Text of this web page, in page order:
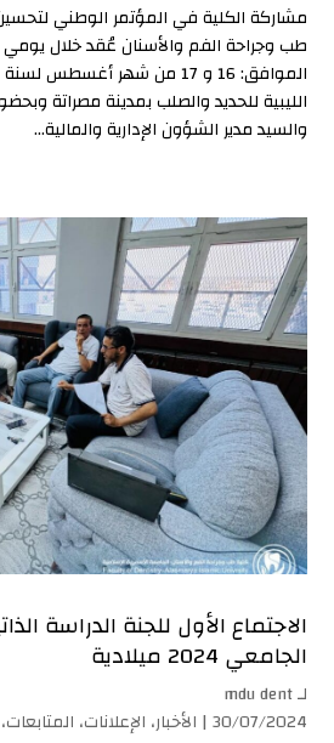
مشاركة الكلية في المؤتمر الوطني
طب وجراحة الفم والأسنان عُقد خلال
الليبية للحديد والصلب بمدينة مصراتة
والسيد مدير الشؤون الإدارية والمالية...
الاجتماع الأول للجنة الدراسة
الجامعي 2024 ميلادية
لـmdu dent
30/07/2024 | الأخبار، الإعلانات، المتابعات،